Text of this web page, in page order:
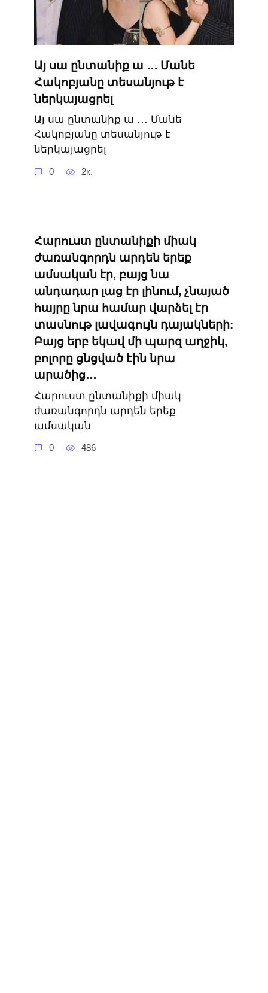
Այ սա ընտանիք ա ․․․ Մանե
Հակոբյանը տեսանյութ է
ներկայացրել
Այ սա ընտանիք ա ․․․ Մանե
Հակոբյանը տեսանյութ է
ներկայացրել
0 2к.
Հարուստ ընտանիքի միակ
ժառանգորդն արդեն երեք
ամսական էր, բայց նա
անդադար լաց էր լինում, չնայած
հայրը նրա համար վարձել էր
տասնութ լավագույն դայակների:
Բայց երբ եկավ մի պարզ աղջիկ,
բոլորը ցնցված էին նրա
արածից…
Հարուստ ընտանիքի միակ
ժառանգորդն արդեն երեք
ամսական
0 486